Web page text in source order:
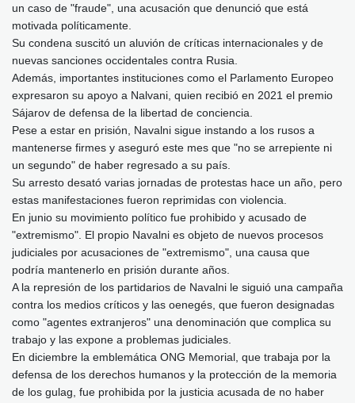
un caso de "fraude", una acusación que denunció que está
motivada políticamente.
Su condena suscitó un aluvión de críticas internacionales y de
nuevas sanciones occidentales contra Rusia.
Además, importantes instituciones como el Parlamento Europeo
expresaron su apoyo a Nalvani, quien recibió en 2021 el premio
Sájarov de defensa de la libertad de conciencia.
Pese a estar en prisión, Navalni sigue instando a los rusos a
mantenerse firmes y aseguró este mes que "no se arrepiente ni
un segundo" de haber regresado a su país.
Su arresto desató varias jornadas de protestas hace un año, pero
estas manifestaciones fueron reprimidas con violencia.
En junio su movimiento político fue prohibido y acusado de
"extremismo". El propio Navalni es objeto de nuevos procesos
judiciales por acusaciones de "extremismo", una causa que
podría mantenerlo en prisión durante años.
A la represión de los partidarios de Navalni le siguió una campaña
contra los medios críticos y las oenegés, que fueron designadas
como "agentes extranjeros" una denominación que complica su
trabajo y las expone a problemas judiciales.
En diciembre la emblemática ONG Memorial, que trabaja por la
defensa de los derechos humanos y la protección de la memoria
de los gulag, fue prohibida por la justicia acusada de no haber